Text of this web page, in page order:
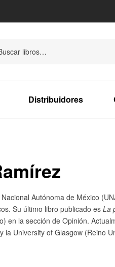
Distribuidores
Autónoma de México
Su último libro publicado es La
en la sección de Opinión.
la University of Glasgow (Reino